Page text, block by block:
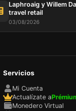
Laphroaig y Willem
travel retail
03/08/2026
Servicios
Mi Cuenta
Actualízate a
Monedero Virtual